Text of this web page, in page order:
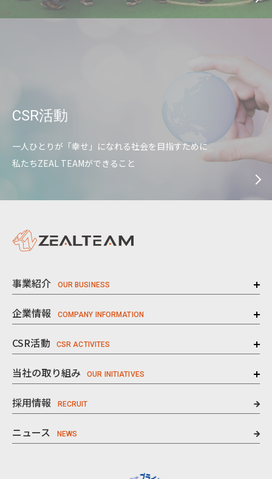
CSR活動
一人ひとりが「幸せ」になれる社会を目指すために
私たちZEAL TEAMができること
事業紹介
企業情報
CSR活動
当社の取り組み
採用情報
ニュース